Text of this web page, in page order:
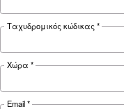
Εάν δεν